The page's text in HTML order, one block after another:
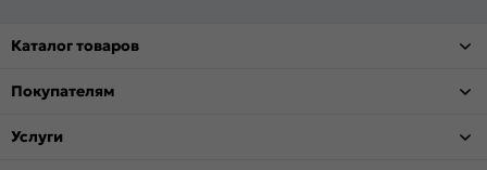
Каталог товаров
Покупателям
Услуги